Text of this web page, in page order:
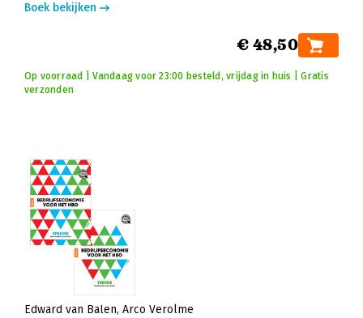
Boek bekijken
€ 48,50
Op voorraad | Vandaag voor 23:00 besteld, vrijdag in huis | Gratis
verzonden
Edward van Balen Arco Verolme